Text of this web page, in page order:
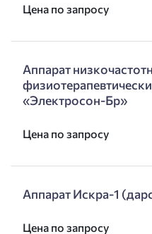
Цена по запросу
Аппарат
«Электросон-Бр»
Цена по запросу
Аппарат Искра-1
Цена по запросу